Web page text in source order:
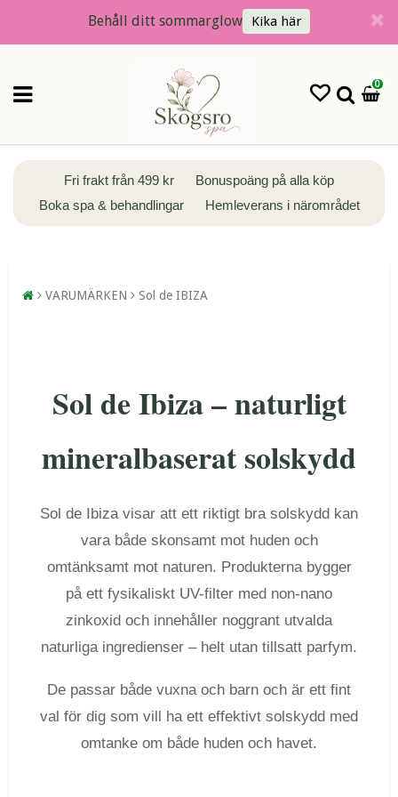
Behåll ditt sommarglow Kika här
0
Fri frakt från 499 kr
Bonuspoäng på alla köp
Boka spa & behandlingar
Hemleverans i närområdet
VARUMÄRKEN Sol de IBIZA
Sol de Ibiza – naturligt
mineralbaserat solskydd
Sol de Ibiza visar att ett riktigt bra solskydd kan
vara både skonsamt mot huden och
omtänksamt mot naturen. Produkterna bygger
på ett fysikaliskt UV-filter med non-nano
zinkoxid och innehåller noggrant utvalda
naturliga ingredienser – helt utan tillsatt parfym.
De passar både vuxna och barn och är ett fint
val för dig som vill ha ett effektivt solskydd med
omtanke om både huden och havet.